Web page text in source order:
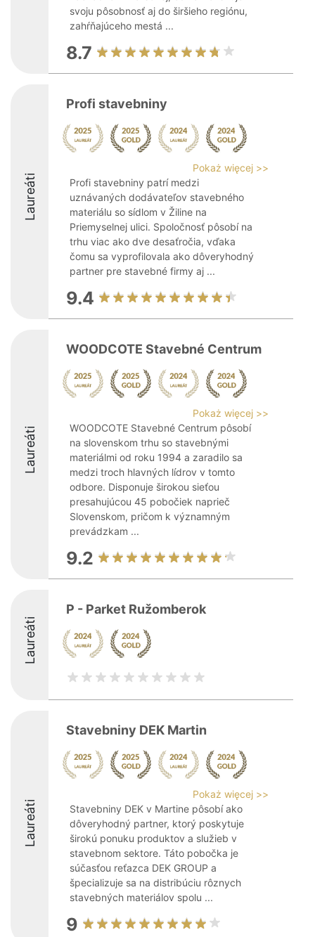
svoju pôsobnosť aj do širšieho regiónu,
zahŕňajúceho mestá ...
8.7
Laureáti
Profi stavebniny
Pokaż więcej >>
Profi stavebniny patrí medzi
uznávaných dodávateľov stavebného
materiálu so sídlom v Žiline na
Priemyselnej ulici. Spoločnosť pôsobí na
trhu viac ako dve desaťročia, vďaka
čomu sa vyprofilovala ako dôveryhodný
partner pre stavebné firmy aj ...
9.4
Laureáti
WOODCOTE Stavebné Centrum
Pokaż więcej >>
WOODCOTE Stavebné Centrum pôsobí
na slovenskom trhu so stavebnými
materiálmi od roku 1994 a zaradilo sa
medzi troch hlavných lídrov v tomto
odbore. Disponuje širokou sieťou
presahujúcou 45 pobočiek naprieč
Slovenskom, pričom k významným
prevádzkam ...
9.2
Laureáti
P - Parket Ružomberok
Laureáti
Stavebniny DEK Martin
Pokaż więcej >>
Stavebniny DEK v Martine pôsobí ako
dôveryhodný partner, ktorý poskytuje
širokú ponuku produktov a služieb v
stavebnom sektore. Táto pobočka je
súčasťou reťazca DEK GROUP a
špecializuje sa na distribúciu rôznych
stavebných materiálov spolu ...
9